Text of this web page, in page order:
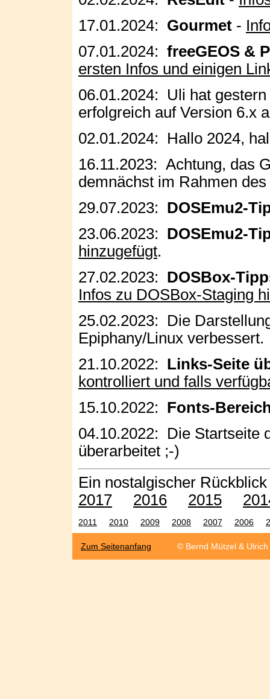
17.01.2024: Gourmet -
07.01.2024: freeGEOS &
ersten Infos und einigen
06.01.2024: Uli hat
erfolgreich auf Version 6.x
02.01.2024: Hallo 2024,
16.11.2023: Achtung, das
demnächst im Rahmen
29.07.2023: DOSEmu2-
23.06.2023: DOSEmu2-
hinzugefügt.
27.02.2023: DOSBox-
Infos zu DOSBox-Staging
25.02.2023: Die
Epiphany/Linux verbessert.
21.10.2022: Links-Seite
kontrolliert und falls
15.10.2022: Fonts-
04.10.2022: Die Startseite
überarbeitet ;-)
Ein nostalgischer
2017
2016 2015
2011 2010 2009 2008 2007 2006
Zum Seitenanfang © Bernd Mützel &